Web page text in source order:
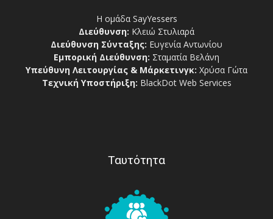
Η ομάδα SayYessers
Διεύθυνση: Κλειώ Στυλιαρά
Διεύθυνση Σύνταξης: Ευγενία Αντωνίου
Εμπορική Διεύθυνση: Σταματία Βελάνη
Υπεύθυνη Λειτουργίας & Μάρκετινγκ: Χρύσα Γώτα
Τεχνική Υποστήριξη: BlackDot Web Services
Ταυτότητα